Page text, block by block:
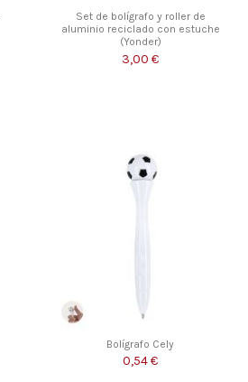
Set de bolígrafo y roller de
aluminio reciclado con estuche
(Yonder)
3,00 €
Bolígrafo Cely
0,54 €